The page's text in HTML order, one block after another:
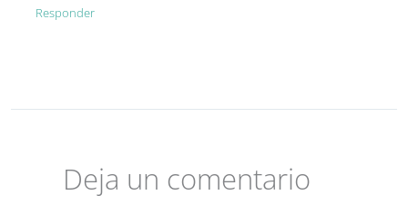
Responder
Deja un comentario